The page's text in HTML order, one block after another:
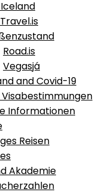
Road.is
Vegasjá
and Covid-19
Informationen
Reisen
Akademie